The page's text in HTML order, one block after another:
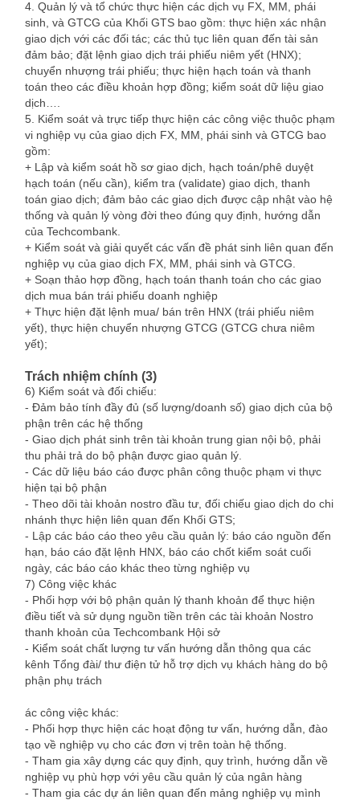
4. Quản lý và tổ chức thực hiện các dịch vụ FX, MM, phái
sinh, và GTCG của Khối GTS bao gồm: thực hiện xác nhận
giao dịch với các đối tác; các thủ tục liên quan đến tài sản
đảm bảo; đặt lệnh giao dịch trái phiếu niêm yết (HNX);
chuyển nhượng trái phiếu; thực hiện hạch toán và thanh
toán theo các điều khoản hợp đồng; kiểm soát dữ liệu giao
dịch….
5. Kiểm soát và trực tiếp thực hiện các công việc thuộc phạm
vi nghiệp vụ của giao dịch FX, MM, phái sinh và GTCG bao
gồm:
+ Lập và kiểm soát hồ sơ giao dịch, hạch toán/phê duyệt
hạch toán (nếu cần), kiểm tra (validate) giao dịch, thanh
toán giao dịch; đảm bảo các giao dịch được cập nhật vào hệ
thống và quản lý vòng đời theo đúng quy định, hướng dẫn
của Techcombank.
+ Kiểm soát và giải quyết các vấn đề phát sinh liên quan đến
nghiệp vụ của giao dịch FX, MM, phái sinh và GTCG.
+ Soạn thảo hợp đồng, hạch toán thanh toán cho các giao
dịch mua bán trái phiếu doanh nghiệp
+ Thực hiện đặt lệnh mua/ bán trên HNX (trái phiếu niêm
yết), thực hiện chuyển nhượng GTCG (GTCG chưa niêm
yết);
Trách nhiệm chính (3)
6) Kiểm soát và đối chiếu:
- Đảm bảo tính đầy đủ (số lượng/doanh số) giao dịch của bộ
phận trên các hệ thống
- Giao dịch phát sinh trên tài khoản trung gian nội bộ, phải
thu phải trả do bộ phận được giao quản lý.
- Các dữ liệu báo cáo được phân công thuộc phạm vi thực
hiện tại bộ phận
- Theo dõi tài khoản nostro đầu tư, đối chiếu giao dịch do chi
nhánh thực hiện liên quan đến Khối GTS;
- Lập các báo cáo theo yêu cầu quản lý: báo cáo nguồn đến
hạn, báo cáo đặt lệnh HNX, báo cáo chốt kiểm soát cuối
ngày, các báo cáo khác theo từng nghiệp vụ
7) Công việc khác
- Phối hợp với bộ phận quản lý thanh khoản để thực hiện
điều tiết và sử dụng nguồn tiền trên các tài khoản Nostro
thanh khoản của Techcombank Hội sở
- Kiểm soát chất lượng tư vấn hướng dẫn thông qua các
kênh Tổng đài/ thư điện tử hỗ trợ dịch vụ khách hàng do bộ
phận phụ trách
ác công việc khác:
- Phối hợp thực hiện các hoạt động tư vấn, hướng dẫn, đào
tạo về nghiệp vụ cho các đơn vị trên toàn hệ thống.
- Tham gia xây dựng các quy định, quy trình, hướng dẫn về
nghiệp vụ phù hợp với yêu cầu quản lý của ngân hàng
- Tham gia các dự án liên quan đến mảng nghiệp vụ mình